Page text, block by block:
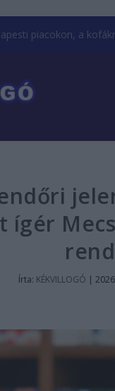
piacokon, a
ígér
Írta: KÉKVILLOGÓ |